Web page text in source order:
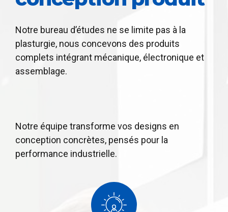
Notre bureau d’études ne se limite pas à la
plasturgie, nous concevons des produits
complets intégrant mécanique, électronique et
assemblage.
Notre équipe transforme vos designs en
conception concrètes, pensés pour la
performance industrielle.